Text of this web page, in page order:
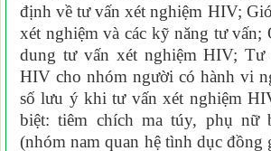
định về tư vấn xét nghiệm HIV;
xét nghiệm và các kỹ năng tư
dung tư vấn xét nghiệm HIV; Tư
HIV cho nhóm người có hành vi
số lưu ý khi tư vấn xét nghiệm
biệt: tiêm chích ma túy, phụ nữ
(nhóm nam quan hệ tình dục